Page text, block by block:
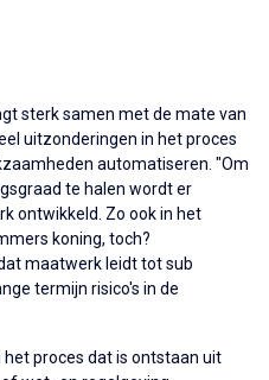
sterk samen met de mate van
uitzonderingen in het proces
automatiseren. "Om
te halen wordt er
ontwikkeld. Zo ook in het
koning, toch?
maatwerk leidt tot sub
termijn risico's in de
proces dat is ontstaan uit